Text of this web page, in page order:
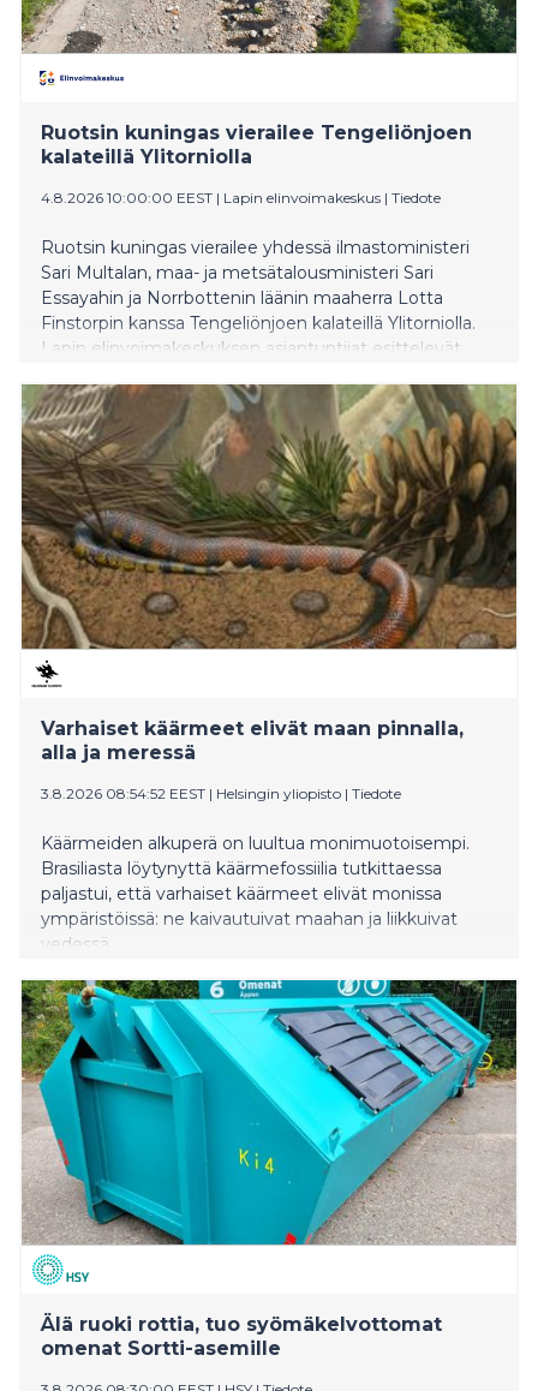
Ruotsin kuningas vierailee Tengeliönjoen
kalateillä Ylitorniolla
4.8.2026 10:00:00 EEST | Lapin elinvoimakeskus | Tiedote
Ruotsin kuningas vierailee yhdessä ilmastoministeri
Sari Multalan, maa- ja metsätalousministeri Sari
Essayahin ja Norrbottenin läänin maaherra Lotta
Finstorpin kanssa Tengeliönjoen kalateillä Ylitorniolla.
Lapin elinvoimakeskuksen asiantuntijat esittelevät
virtavesikunnostuskohteita arvovieraille.
Varhaiset käärmeet elivät maan pinnalla,
alla ja meressä
3.8.2026 08:54:52 EEST | Helsingin yliopisto | Tiedote
Käärmeiden alkuperä on luultua monimuotoisempi.
Brasiliasta löytynyttä käärmefossiilia tutkittaessa
paljastui, että varhaiset käärmeet elivät monissa
ympäristöissä: ne kaivautuivat maahan ja liikkuivat
vedessä.
Älä ruoki rottia, tuo syömäkelvottomat
omenat Sortti-asemille